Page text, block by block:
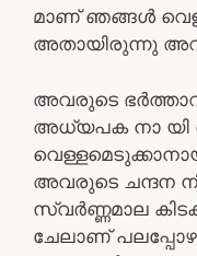
മാണ് ഞങ്ങൾ
അതായിരുന്നു
അവരുടെ
അധ്യപക നാ യി
അവരുടെ ചന്ദന
സ്വർണ്ണമാല
ചേലാണ്